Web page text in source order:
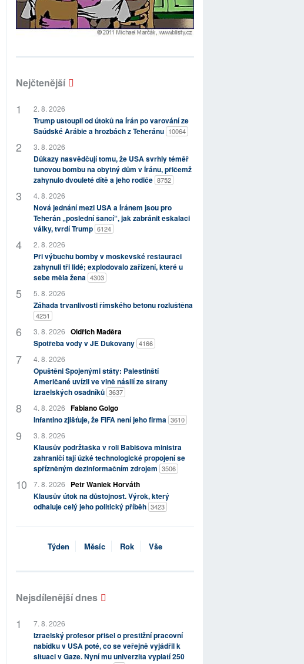
Nejčtenější
2. 8. 2026
Trump ustoupil od útoků na Írán po varování ze
Saúdské Arábie a hrozbách z Teheránu 10064
3. 8. 2026
Důkazy nasvědčují tomu, že USA svrhly téměř
tunovou bombu na obytný dům v Íránu, přičemž
zahynulo dvouleté dítě a jeho rodiče 8752
4. 8. 2026
Nová jednání mezi USA a Íránem jsou pro
Teherán „poslední šancí“, jak zabránit eskalaci
války, tvrdí Trump 6124
2. 8. 2026
Při výbuchu bomby v moskevské restauraci
zahynuli tři lidé; explodovalo zařízení, které u
sebe měla žena 4303
5. 8. 2026
Záhada trvanlivosti římského betonu rozluštěna
4251
3. 8. 2026 Oldřich Maděra
Spotřeba vody v JE Dukovany 4166
4. 8. 2026
Opuštěni Spojenými státy: Palestinští
Američané uvízli ve vlně násilí ze strany
izraelských osadníků 3637
4. 8. 2026 Fabiano Golgo
Infantino zjišťuje, že FIFA není jeho firma 3610
3. 8. 2026
Klausův podržtaška v roli Babišova ministra
zahraničí tají úzké technologické propojení se
spřízněným dezinformačním zdrojem 3506
7. 8. 2026
Petr Waniek Horváth
Klausův útok na důstojnost. Výrok, který
odhaluje celý jeho politický příběh 3423
Týden Měsíc Rok Vše
Nejsdílenější dnes
7. 8. 2026
Izraelský profesor přišel o prestižní pracovní
nabídku v USA poté, co se veřejně vyjádřil k
situaci v Gaze. Nyní mu univerzita vyplatí 250